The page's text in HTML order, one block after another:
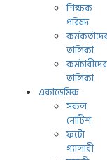
শিক্ষক
পরিষদ
তালিকা
কর্মচারীদের
তালিকা
একাডেমিক
সকল
নোটিশ
ফটো
গ্যালারী